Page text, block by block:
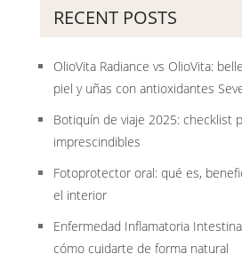
RECENT POSTS
OlioVita Radiance vs OlioVita:
piel y uñas con antioxidantes
Botiquín de viaje 2025: checklist
imprescindibles
Fotoprotector oral: qué es,
el interior
Enfermedad Inflamatoria
cómo cuidarte de forma natural